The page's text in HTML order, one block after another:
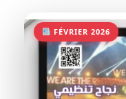
FÉVRIER 2026